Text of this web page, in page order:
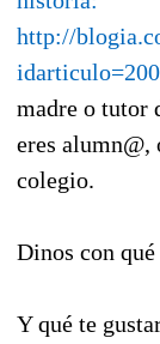
http://
madre o tutor
eres
colegio.
Dinos con
Y qué te